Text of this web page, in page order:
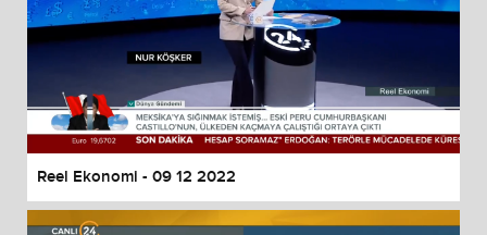
Reel Ekonomi - 09 12 2022